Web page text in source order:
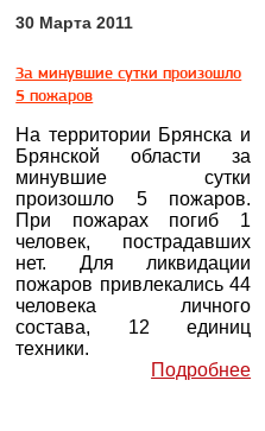
30 Марта 2011
За минувшие сутки произошло
5 пожаров
На территории Брянска и
Брянской области за
минувшие сутки
произошло 5 пожаров.
При пожарах погиб 1
человек, пострадавших
нет. Для ликвидации
пожаров привлекались 44
человека личного
состава, 12 единиц
техники.
Подробнее